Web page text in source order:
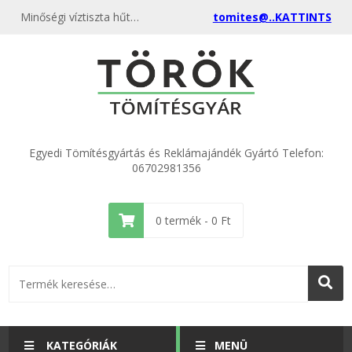
Minőségi víztiszta hűtőmágnes tokok és alapanyagok. Könnyen szerelhető, átlátszó akril tokok fényképekhez és reklámajándékokhoz. Rendeljen közvetlenül a gyártótól! tomites@..KATTINTS
Egyedi Tömítésgyártás és Reklámajándék Gyártó Telefon:
06702981356
0 termék - 0 Ft
KATEGÓRIÁK MENÜ